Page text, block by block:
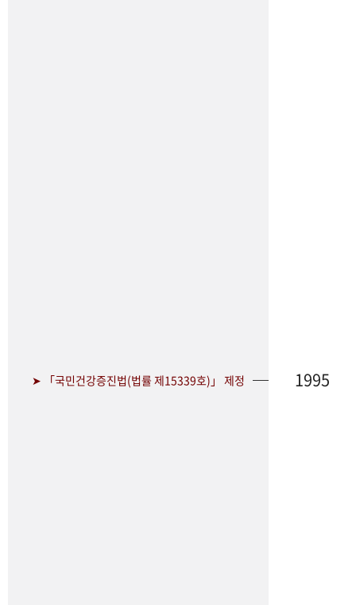
➤ 「국민건강증진법(법률 제15339호)」 제정 1995